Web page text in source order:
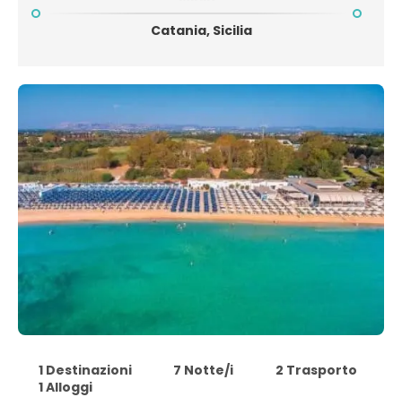
Catania, Sicilia
1 Destinazioni 7 Notte/i
2 Trasporto
1 Alloggi